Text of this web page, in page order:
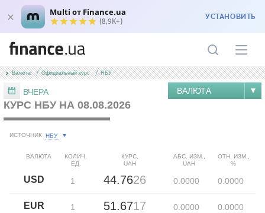
Multi от Finance.ua
(8,9K+) УСТАНОВИТЬ
Валюта Официальный курс НБУ
ВАЛЮТА
ВЧЕРА
КУРС НБУ НА 08.08.2026
ИСТОЧНИК НБУ
ВАЛЮТА
КОЛИЧ.
ЕД.
КУРС,
UAH
АБС. ИЗМ.,
UAH
ОТН. ИЗМ.,
%
USD 1 44.7626 0.0000 0.0000
EUR 1 51.6717 0.0000 0.0000